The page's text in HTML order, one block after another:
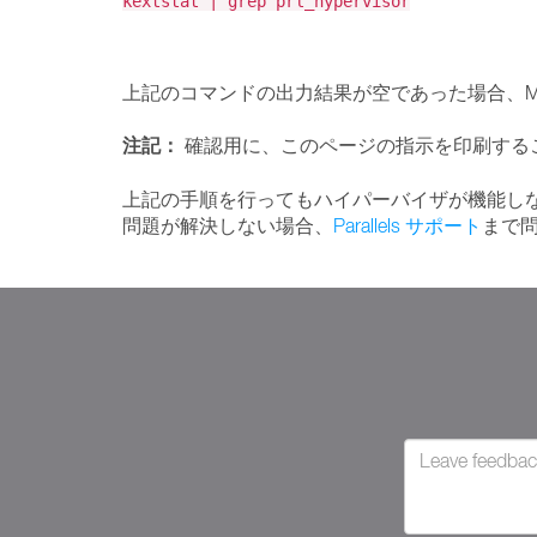
上記のコマンドの出力結果が空であった場合
注記： 確認用に、このページの指示を印刷す
上記の手順を行ってもハイパーバイザが機能
問題が解決しない場合、 Parallels サポート まで